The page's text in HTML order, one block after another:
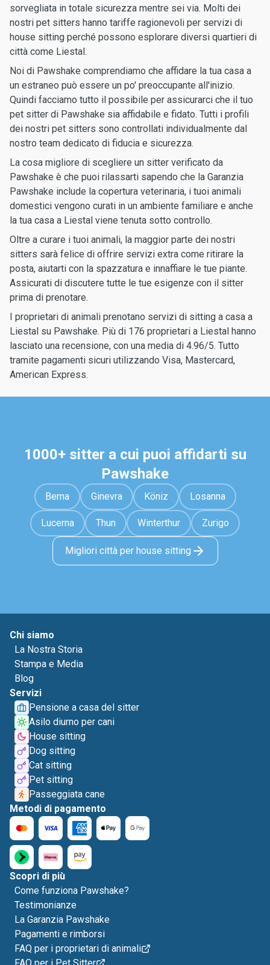
sorvegliata in totale sicurezza mentre sei via. Molti dei
nostri pet sitters hanno tariffe ragionevoli per servizi di
house sitting perché possono esplorare diversi quartieri di
città come Liestal.
Noi di Pawshake comprendiamo che affidare la tua casa a
un estraneo può essere un po' preoccupante all'inizio.
Quindi facciamo tutto il possibile per assicurarci che il tuo
pet sitter di Pawshake sia affidabile e fidato. Tutti i profili
dei nostri pet sitters sono controllati individualmente dal
nostro team dedicato di fiducia e sicurezza.
La cosa migliore di scegliere un sitter verificato da
Pawshake è che puoi rilassarti sapendo che la Garanzia
Pawshake include la copertura veterinaria, i tuoi animali
domestici vengono curati in un ambiente familiare e anche
la tua casa a Liestal viene tenuta sotto controllo.
Oltre a curare i tuoi animali, la maggior parte dei nostri
sitters sarà felice di offrire servizi extra come ritirare la
posta, aiutarti con la spazzatura e innaffiare le tue piante.
Assicurati di discutere tutte le tue esigenze con il sitter
prima di prenotare.
I proprietari di animali prenotano servizi di sitting a casa a
Liestal su Pawshake. Più di 176 proprietari a Liestal hanno
lasciato una recensione, con una media di 4.96/5. Tutto
tramite pagamenti sicuri utilizzando Visa, Mastercard,
American Express.
1000+ sitter a cui puoi affidarti su
Pawshake
Berna Ginevra Köniz Losanna
Lucerna Thun Winterthur Zurigo
Migliori città per house sitting
Chi siamo
La Nostra Storia
Stampa e Media
Blog
Servizi
Pensione a casa del sitter
Asilo diurno per cani
House sitting
Dog sitting
Cat sitting
Pet sitting
Passeggiata cane
Metodi di pagamento
Scopri di più
Come funziona Pawshake?
Testimonianze
La Garanzia Pawshake
Pagamenti e rimborsi
FAQ per i proprietari di animali